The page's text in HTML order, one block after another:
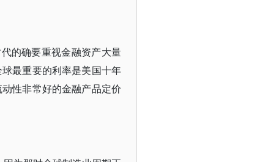
的确要重视金融资产大量
最重要的利率是美国十年
性非常好的金融产品定价